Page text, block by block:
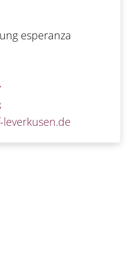
esperanza
leverkusen.de